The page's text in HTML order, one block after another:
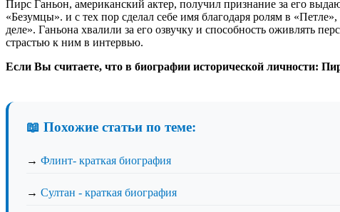
Пирс Ганьон, американский актер, получил признание за его
«Безумцы». и с тех пор сделал себе имя благодаря ролям в
деле». Ганьона хвалили за его озвучку и способность оживлять
страстью к ним в интервью.
Если Вы считаете, что в биографии исторической личности:
📖 Похожие статьи по теме:
→ Флинт- краткая биография
→ Султан - краткая биография